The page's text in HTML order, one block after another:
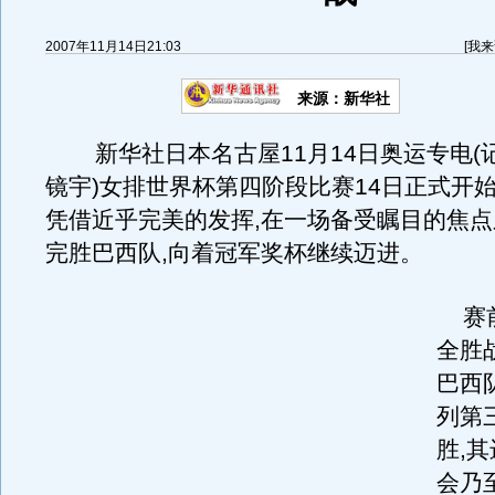
2007年11月14日21:03 [我
来源：新华社
新华社日本名古屋11月14日奥运专电(
镜宇)女排世界杯第四阶段比赛14日正式开
凭借近乎完美的发挥,在一场备受瞩目的焦
完胜巴西队,向着冠军奖杯继续迈进。
赛
全胜
巴西
列第
胜,
会乃